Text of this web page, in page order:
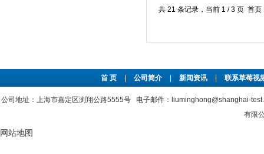
共 21 条记录，当前 1 / 3 页 首
首 页 公司简介 新闻资讯 联系草莓视
公司地址：上海市嘉定区浏翔公路5555号 电子邮件：liuminghong@shanghai-
有限公
网站地图